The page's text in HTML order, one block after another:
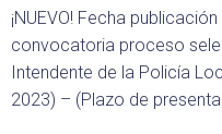
¡NUEVO! Fecha
convocatoria proceso
Intendente de la Policía
2023) – (Plazo de